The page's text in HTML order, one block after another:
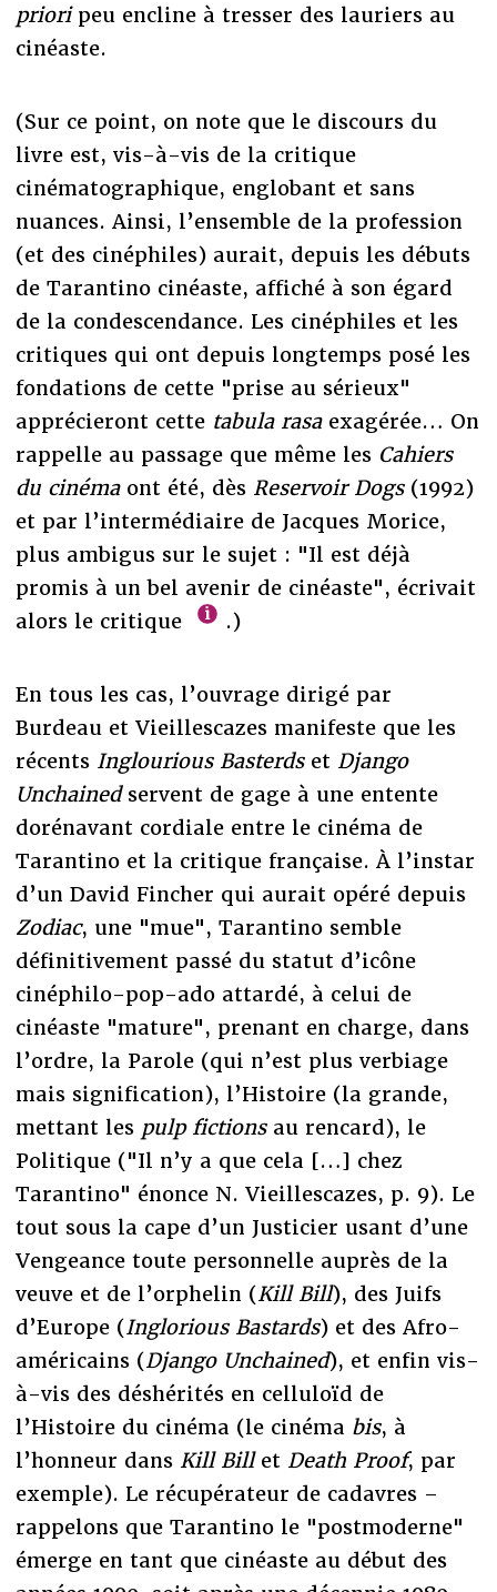
prioripeu encline à tresser des lauriers au
cinéaste.
(Sur ce point, on note que le discours du
livre est, vis-à-vis de la critique
cinématographique, englobant et sans
nuances. Ainsi, l’ensemble de la profession
(et des cinéphiles) aurait, depuis les débuts
de Tarantino cinéaste, affiché à son égard
de la condescendance. Les cinéphiles et les
critiques qui ont depuis longtemps posé les
fondations de cette "prise au sérieux"
apprécieront cettetabula rasaexagérée… On
rappelle au passage que même lesCahiers
du cinémaont été, dès Reservoir Dogs(1992)
et par l’intermédiaire de Jacques Morice,
plus ambigus sur le sujet : "Il est déjà
promis à un bel avenir de cinéaste", écrivait
alors le critique
.)
En tous les cas, l’ouvrage dirigé par
Burdeau et Vieillescazes manifeste que les
récentsInglourious Basterdset Django
Unchained servent de gage à une entente
dorénavant cordiale entre le cinéma de
Tarantino et la critique française. À l’instar
d’un David Fincher qui aurait opéré depuis
Zodiac, une "mue", Tarantino semble
définitivement passé du statut d’icône
cinéphilo-pop-ado attardé, à celui de
cinéaste "mature", prenant en charge, dans
l’ordre, la Parole (qui n’est plus verbiage
mais signification), l’Histoire (la grande,
mettant les pulp fictionsau rencard), le
Politique ("Il n’y a que cela […] chez
Tarantino" énonce N. Vieillescazes, p. 9). Le
tout sous la cape d’un Justicier usant d’une
Vengeance toute personnelle auprès de la
veuve et de l’orphelin (Kill Bill), des Juifs
d’Europe (Inglorious Bastards) et des Afro-
américains (Django Unchained), et enfin vis-
à-vis des déshérités en celluloïd de
l’Histoire du cinéma (le cinéma bis, à
l’honneur dans Kill Billet Death Proof, par
exemple). Le récupérateur de cadavres –
rappelons que Tarantino le "postmoderne"
émerge en tant que cinéaste au début des